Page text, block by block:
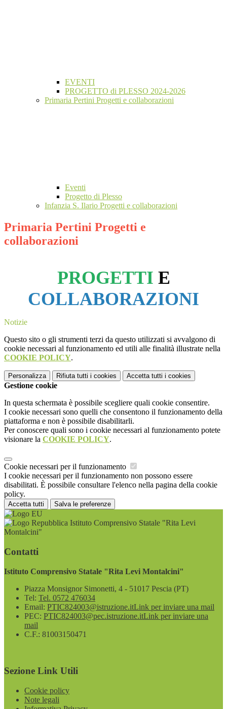
EVENTI
PROGETTO di PLESSO 2024-2026
Primaria Pertini Progetti e collaborazioni
Eventi
Progetto di Plesso
Infanzia S. Ilario Progetti e collaborazioni
Primaria Pertini Progetti e
collaborazioni
PROGETTI E
COLLABORAZIONI
Notizie
Questo sito o gli strumenti terzi da questo utilizzati si avvalgono di
cookie necessari al funzionamento ed utili alle finalità illustrate nella
COOKIE POLICY.
Personalizza Rifiuta tutti i cookies Accetta tutti i cookies
Gestione cookie
In questa schermata è possibile scegliere quali cookie consentire.
I cookie necessari sono quelli che consentono il funzionamento della
piattaforma e non è possibile disabilitarli.
Per conoscere quali sono i cookie necessari al funzionamento potete
visionare la COOKIE POLICY.
Cookie necessari per il funzionamento
I cookie necessari per il funzionamento non possono essere
disabilitati. È possibile consultare l'elenco nella pagina della cookie
policy.
Accetta tutti Salva le preferenze
Istituto Comprensivo Statale "Rita Levi
Montalcini"
Contatti
Istituto Comprensivo Statale "Rita Levi Montalcini"
Piazza Monsignor Simonetti, 4 - 51017 Pescia (PT)
Tel: Tel. 0572 476034
Email: PTIC824003@istruzione.itLink per inviare una mail
PEC: PTIC824003@pec.istruzione.itLink per inviare una
mail
C.F.: 81003150471
Sezione Link Utili
Cookie policy
Note legali